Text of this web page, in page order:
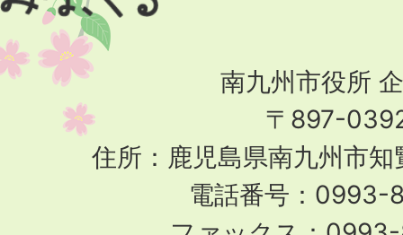
南九州市役所
〒897-
住所：鹿児島県南九州市
電話番号：0993-